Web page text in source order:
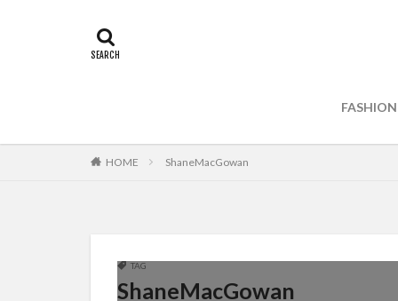
FASHION
HOME ShaneMacGowan
TAG
ShaneMacGowan